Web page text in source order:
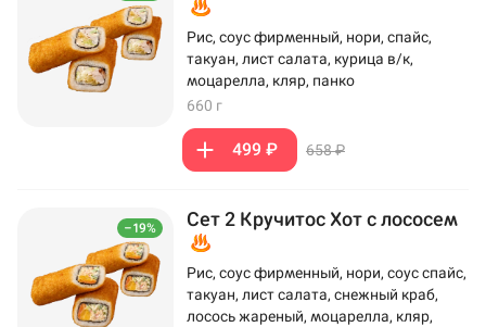
Рис, соус фирменный, нори, спайс,
такуан, лист салата, курица в/к,
моцарелла, кляр, панко
660 г
499 ₽ 658 ₽
–19% Сет 2 Кручитос Хот с лососем
Рис, соус фирменный, нори, соус спайс,
такуан, лист салата, снежный краб,
лосось жареный, моцарелла, кляр,